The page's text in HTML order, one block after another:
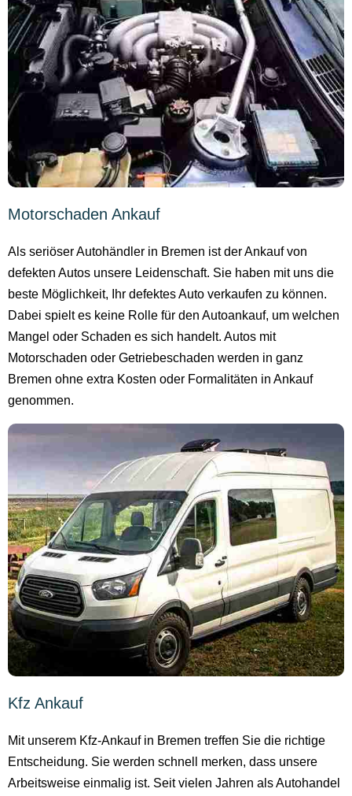
Motorschaden Ankauf
Als seriöser Autohändler in Bremen ist der Ankauf von
defekten Autos unsere Leidenschaft. Sie haben mit uns die
beste Möglichkeit, Ihr defektes Auto verkaufen zu können.
Dabei spielt es keine Rolle für den Autoankauf, um welchen
Mangel oder Schaden es sich handelt. Autos mit
Motorschaden oder Getriebeschaden werden in ganz
Bremen ohne extra Kosten oder Formalitäten in Ankauf
genommen.
Kfz Ankauf
Mit unserem Kfz-Ankauf in Bremen treffen Sie die richtige
Entscheidung. Sie werden schnell merken, dass unsere
Arbeitsweise einmalig ist. Seit vielen Jahren als Autohandel